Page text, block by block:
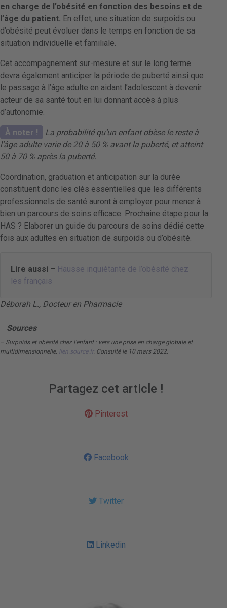
en charge de l’obésité en fonction des besoins et de
l’âge du patient. En effet, une situation de surpoids ou
d’obésité peut évoluer dans le temps en fonction de sa
situation individuelle et familiale.
Cet accompagnement sur-mesure et sur le long terme
devra également anticiper la période de puberté ainsi que
le passage à l’âge adulte en aidant l’adolescent à devenir
acteur de sa santé tout en lui donnant accès à plus
d’autonomie.
À noter !
La probabilité qu’un enfant obèse le reste à
l’âge adulte varie de 20 à 50 % avant la puberté, et atteint
50 à 70 % après la puberté.
Coordination, graduation et anticipation sur la durée
constituent donc les clés essentielles que les différents
professionnels de santé auront à employer pour mener à
bien un parcours de soins efficace. Prochaine étape pour la
HAS ? Elaborer un guide du parcours de soins dédié cette
fois aux adultes en situation de surpoids ou d’obésité.
Lire aussi – Hausse inquiétante de l’obésité chez
les français
Déborah L., Docteur en Pharmacie
Sources
– Surpoids et obésité chez l’enfant : vers une prise en charge globale et
multidimensionnelle. lien.source.fr. Consulté le 10 mars 2022.
Partagez cet article !
Pinterest
Facebook
Twitter
Linkedin